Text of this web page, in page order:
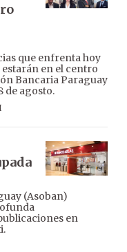
que enfrenta hoy
en el centro
Bancaria Paraguay
de agosto.
(Asoban)
en